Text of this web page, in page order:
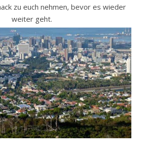
zu euch nehmen, bevor es wieder
weiter geht.